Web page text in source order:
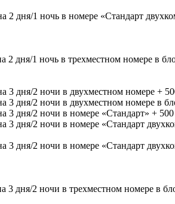
дня/1 ночь в номере «Стандарт
дня/1 ночь в трехместном номере в
дня/2 ночи в двухместном номере +
дня/2 ночи в двухместном номере в
дня/2 ночи в номере «Стандарт» +
дня/2 ночи в номере «Стандарт
дня/2 ночи в номере «Стандарт
дня/2 ночи в трехместном номере в